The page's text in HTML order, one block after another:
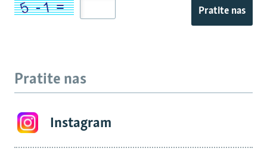
Pratite nas
Pratite nas
Instagram